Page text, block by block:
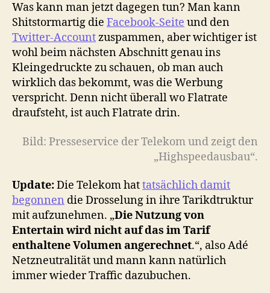
Was kann man jetzt dagegen tun? Man kann
Shitstormartig die Facebook-Seite und den
Twitter-Accountzuspammen, aber wichtiger ist
wohl beim nächsten Abschnitt genau ins
Kleingedruckte zu schauen, ob man auch
wirklich das bekommt, was die Werbung
verspricht. Denn nicht überall wo Flatrate
draufsteht, ist auch Flatrate drin.
Bild: Presseservice der Telekom und zeigt den
„Highspeedausbau“.
Update:Die Telekom hattatsächlich damit
begonnen die Drosselung in ihre Tarikdtruktur
mit aufzunehmen. „Die Nutzung von
Entertain wird nicht auf das im Tarif
enthaltene Volumen angerechnet.“, also Adé
Netzneutralität und mann kann natürlich
immer wieder Traffic dazubuchen.